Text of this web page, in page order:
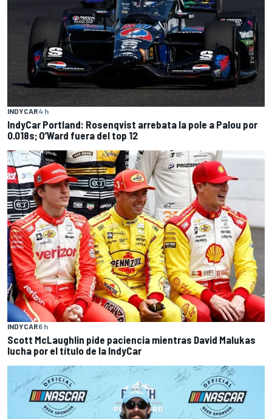
INDYCAR4 h
IndyCar Portland: Rosenqvist arrebata la pole a Palou por
0.018s; O’Ward fuera del top 12
INDYCAR6 h
Scott McLaughlin pide paciencia mientras David Malukas
lucha por el título de la IndyCar